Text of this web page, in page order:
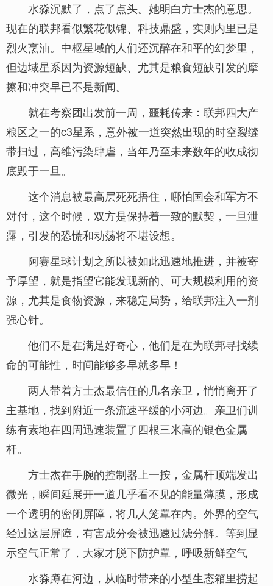
水淼沉默了，点了点头。她明白方士杰的意思。
现在的联邦看似繁花似锦、科技鼎盛，实则内里已是
烈火烹油。中枢星域的人们还沉醉在和平的幻梦里，
但边域星系因为资源短缺、尤其是粮食短缺引发的摩
擦和冲突早已不是新闻。
就在考察团出发前一周，噩耗传来：联邦四大产
粮区之一的c3星系，意外被一道突然出现的时空裂缝
带扫过，高维污染肆虐，当年乃至未来数年的收成彻
底毁于一旦。
这个消息被最高层死死捂住，哪怕国会和军方不
对付，这个时候，双方是保持着一致的默契，一旦泄
露，引发的恐慌和动荡将不堪设想。
阿赛星球计划之所以被如此迅速地推进，并被寄
予厚望，就是指望它能发现新的、可大规模利用的资
源，尤其是食物资源，来稳定局势，给联邦注入一剂
强心针。
他们不是在满足好奇心，他们是在为联邦寻找续
命的可能性，时间能够多早就多早！
两人带着方士杰最信任的几名亲卫，悄悄离开了
主基地，找到附近一条流速平缓的小河边。亲卫们训
练有素地在四周迅速装置了四根三米高的银色金属
杆。
方士杰在手腕的控制器上一按，金属杆顶端发出
微光，瞬间延展开一道几乎看不见的能量薄膜，形成
一个透明的密闭屏障，将几人笼罩在内。外界的空气
经过这层屏障，有害成分会被迅速过滤分解。等到显
示空气正常了，大家才脱下防护罩，呼吸新鲜空气
水淼蹲在河边，从临时带来的小型生态箱里捞起